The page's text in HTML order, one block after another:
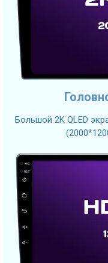
Большой 2K QLED